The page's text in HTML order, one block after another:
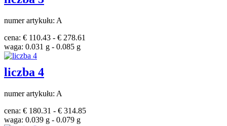
numer artykułu: A
cena: € 110.43 - € 278.61
waga: 0.031 g - 0.085 g
liczba 4
numer artykułu: A
cena: € 180.31 - € 314.85
waga: 0.039 g - 0.079 g